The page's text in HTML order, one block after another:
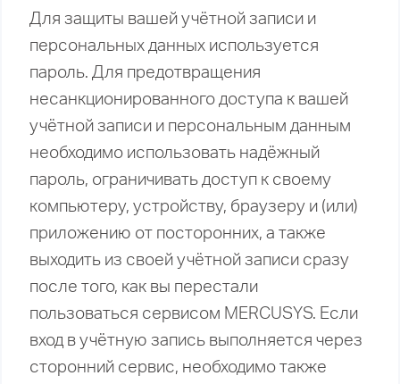
Для защиты вашей учётной записи и
персональных данных используется
пароль. Для предотвращения
несанкционированного доступа к вашей
учётной записи и персональным данным
необходимо использовать надёжный
пароль, ограничивать доступ к своему
компьютеру, устройству, браузеру и (или)
приложению от посторонних, а также
выходить из своей учётной записи сразу
после того, как вы перестали
пользоваться сервисом MERCUSYS. Если
вход в учётную запись выполняется через
сторонний сервис, необходимо также